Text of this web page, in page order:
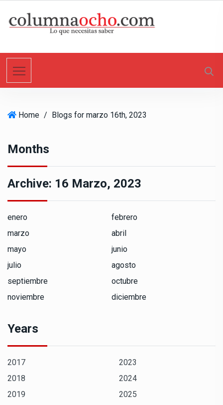
t
Home / Blogs for marzo 16th, 2023
Months
Archive: 16 Marzo, 2023
enero
febrero
marzo
abril
mayo
junio
julio
agosto
septiembre
octubre
noviembre
diciembre
Years
2017
2018
2019
2023
2024
2025